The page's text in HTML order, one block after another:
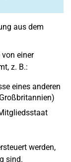
aus dem
von einer
z. B.:
eines anderen
werden,
sind.